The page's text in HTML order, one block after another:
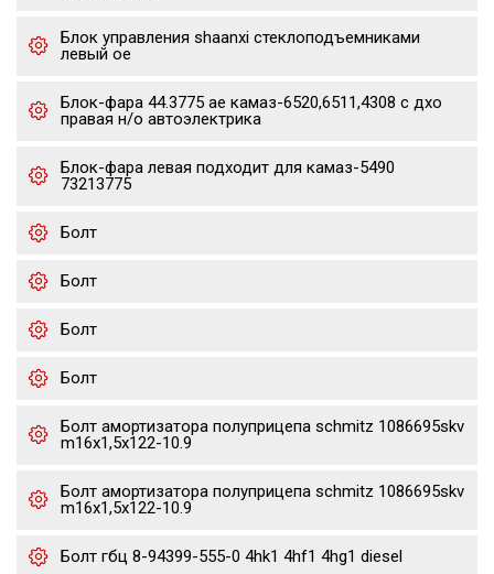
Блок управления shaanxi стеклоподъемниками
левый oe
Блок-фара 44.3775 ae камаз-6520,6511,4308 с дхо
правая н/о автоэлектрика
Блок-фара левая подходит для камаз-5490
73213775
Болт
Болт
Болт
Болт
Болт амортизатора полуприцепа schmitz 1086695skv
m16x1,5х122-10.9
Болт амортизатора полуприцепа schmitz 1086695skv
m16x1,5х122-10.9
Болт гбц 8-94399-555-0 4hk1 4hf1 4hg1 diesel